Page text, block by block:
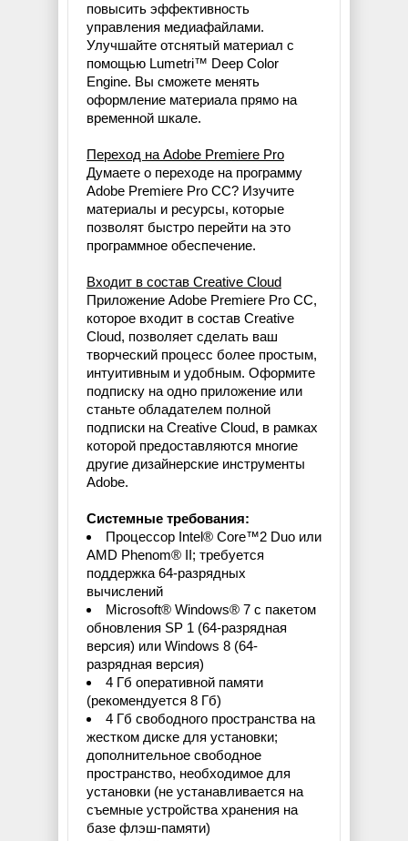
повысить эффективность
управления медиафайлами.
Улучшайте отснятый материал с
помощью Lumetri™ Deep Color
Engine. Вы сможете менять
оформление материала прямо на
временной шкале.
Переход на Adobe Premiere Pro
Думаете о переходе на программу
Adobe Premiere Pro CC? Изучите
материалы и ресурсы, которые
позволят быстро перейти на это
программное обеспечение.
Входит в состав Creative Cloud
Приложение Adobe Premiere Pro CC,
которое входит в состав Creative
Cloud, позволяет сделать ваш
творческий процесс более простым,
интуитивным и удобным. Оформите
подписку на одно приложение или
станьте обладателем полной
подписки на Creative Cloud, в рамках
которой предоставляются многие
другие дизайнерские инструменты
Adobe.
Системные требования:
Процессор Intel® Core™2 Duo или
AMD Phenom® II; требуется
поддержка 64-разрядных
вычислений
Microsoft® Windows® 7 с пакетом
обновления SP 1 (64-разрядная
версия) или Windows 8 (64-
разрядная версия)
4 Гб оперативной памяти
(рекомендуется 8 Гб)
4 Гб свободного пространства на
жестком диске для установки;
дополнительное свободное
пространство, необходимое для
установки (не устанавливается на
съемные устройства хранения на
базе флэш-памяти)